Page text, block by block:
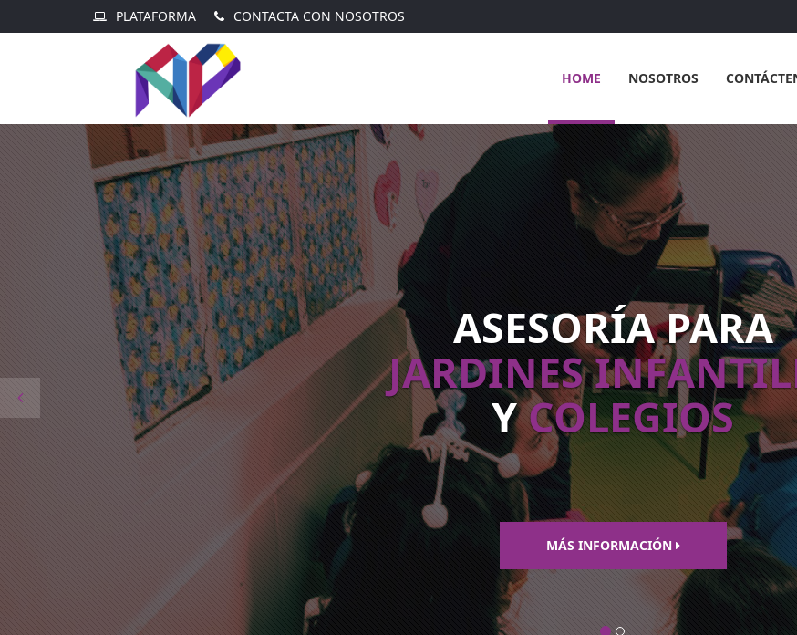
PLATAFORMA CONTACTA CON NOSOTROS
HOME NOSOTROS
ASESORÍA PARA
JARDINES
YCOLEGIOS
MÁS INFORMACIÓN
Previous